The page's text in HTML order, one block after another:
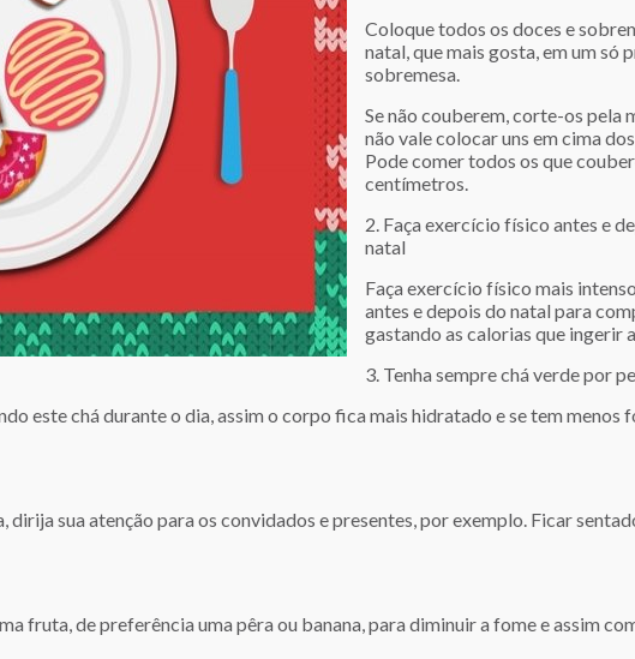
Coloque todos os doces e
natal, que mais gosta, em um só
sobremesa.
Se não couberem, corte-os pela
não vale colocar uns em cima
Pode comer todos os que
centímetros.
2. Faça exercício físico antes e
natal
Faça exercício físico mais
antes e depois do natal para
gastando as calorias que ingerir
3. Tenha sempre chá verde por
este chá durante o dia, assim o corpo fica mais hidratado e se tem menos
sua atenção para os convidados e presentes, por exemplo. Ficar
fruta, de preferência uma pêra ou banana, para diminuir a fome e assim